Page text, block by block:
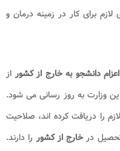
برای کار در زمینه درمان و
دانشجو به خارج از کشوراز
وزارت به روز رسانی می شود.
را دریافت کرده اند، صلاحیت
درخارج از کشور را دارند.